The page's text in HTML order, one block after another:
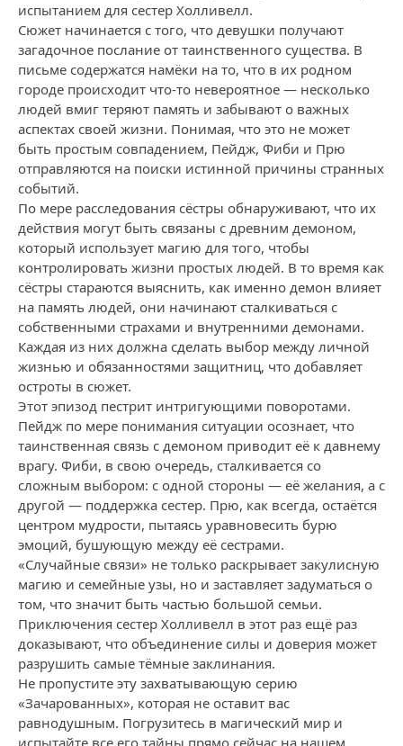
испытанием для сестер Холливелл.
Сюжет начинается с того, что девушки получают
загадочное послание от таинственного существа. В
письме содержатся намёки на то, что в их родном
городе происходит что-то невероятное — несколько
людей вмиг теряют память и забывают о важных
аспектах своей жизни. Понимая, что это не может
быть простым совпадением, Пейдж, Фиби и Прю
отправляются на поиски истинной причины странных
событий.
По мере расследования сёстры обнаруживают, что их
действия могут быть связаны с древним демоном,
который использует магию для того, чтобы
контролировать жизни простых людей. В то время как
сёстры стараются выяснить, как именно демон влияет
на память людей, они начинают сталкиваться с
собственными страхами и внутренними демонами.
Каждая из них должна сделать выбор между личной
жизнью и обязанностями защитниц, что добавляет
остроты в сюжет.
Этот эпизод пестрит интригующими поворотами.
Пейдж по мере понимания ситуации осознает, что
таинственная связь с демоном приводит её к давнему
врагу. Фиби, в свою очередь, сталкивается со
сложным выбором: с одной стороны — её желания, а с
другой — поддержка сестер. Прю, как всегда, остаётся
центром мудрости, пытаясь уравновесить бурю
эмоций, бушующую между её сестрами.
«Случайные связи» не только раскрывает закулисную
магию и семейные узы, но и заставляет задуматься о
том, что значит быть частью большой семьи.
Приключения сестер Холливелл в этот раз ещё раз
доказывают, что объединение силы и доверия может
разрушить самые тёмные заклинания.
Не пропустите эту захватывающую серию
«Зачарованных», которая не оставит вас
равнодушным. Погрузитесь в магический мир и
испытайте все его тайны прямо сейчас на нашем